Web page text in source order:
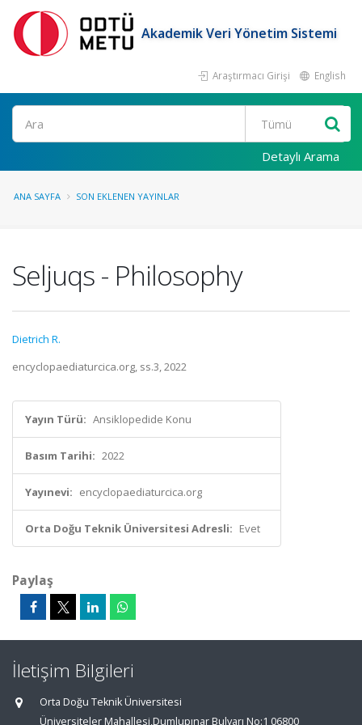
Akademik Veri Yönetim Sistemi
Araştırmacı Girişi English
Ara
Detaylı Arama
ANA SAYFA SON EKLENEN YAYINLAR
Seljuqs - Philosophy
Dietrich R.
encyclopaediaturcica.org, ss.3, 2022
Yayın Türü: Ansiklopedide Konu
Basım Tarihi: 2022
Yayınevi: encyclopaediaturcica.org
Orta Doğu Teknik Üniversitesi Adresli: Evet
Paylaş
İletişim Bilgileri
Orta Doğu Teknik Üniversitesi
Üniversiteler Mahallesi,Dumlupınar Bulvarı No:1 06800